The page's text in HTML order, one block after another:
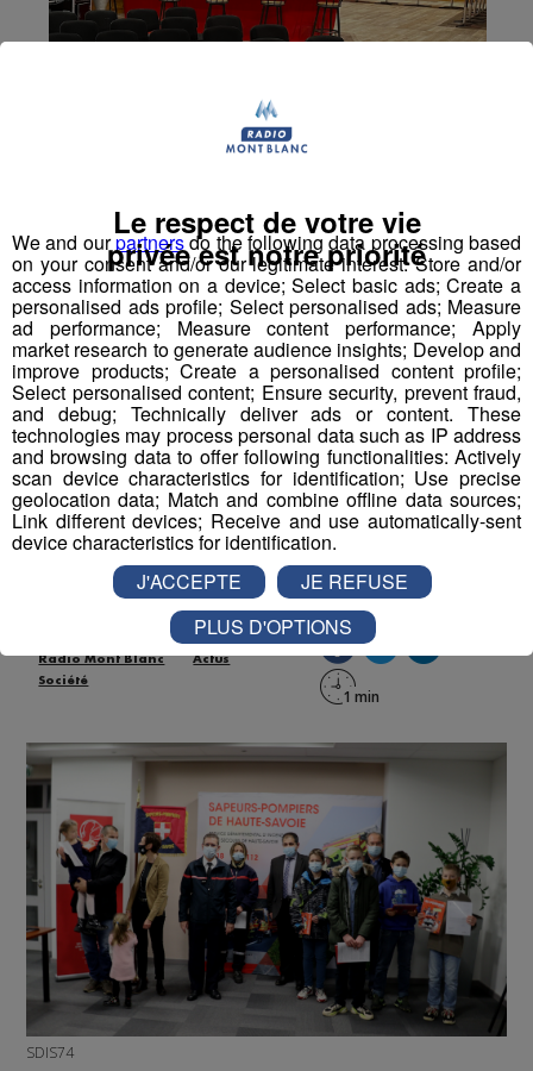
Haute-Savoie : les pompiers
récompensent 5 enfants qui ont
sauvé des vies
Publié par La Rédaction Radio Mont Blanc-31 décembre
2020 à 10h17
Radio Mont Blanc
Actus
Société
SDIS74
We and ourpartnersdo the following data processing based
on your consent and/or our legitimate interest: Store and/or
access information on a device; Select basic ads; Create a
personalised ads profile; Select personalised ads; Measure
ad performance; Measure content performance; Apply
market research to generate audience insights; Develop and
improve products; Create a personalised content profile;
Select personalised content; Ensure security, prevent fraud,
and debug; Technically deliver ads or content. These
technologies may process personal data such as IP address
and browsing data to offer following functionalities: Actively
scan device characteristics for identification; Use precise
geolocation data; Match and combine offline data sources;
Link different devices; Receive and use automatically-sent
device characteristics for identification.
Le respect de votre vie
privée est notre priorité
J'ACCEPTE
JE REFUSE
PLUS D'OPTIONS